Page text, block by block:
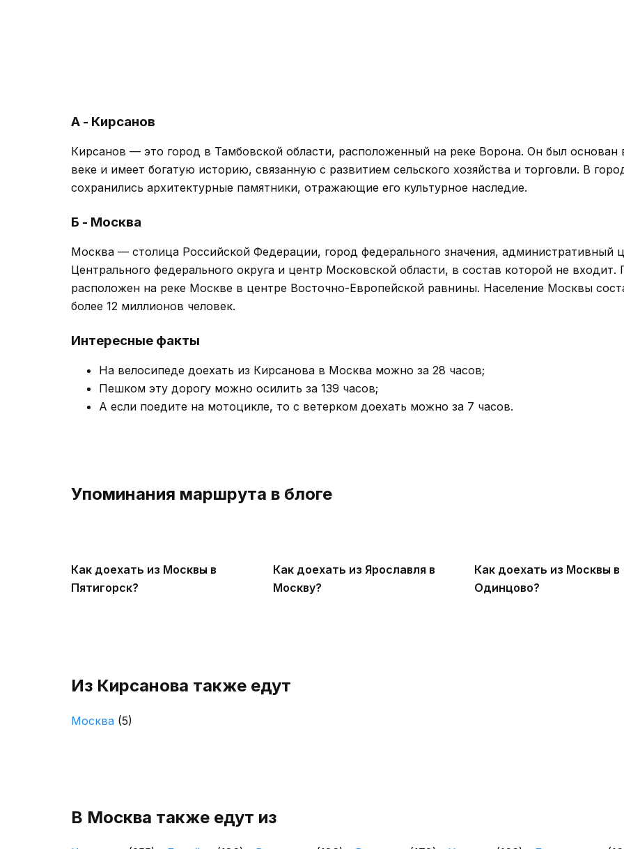
А - Кирсанов
Кирсанов — это город в Тамбовской области, расположенный на реке Ворона. Он был основан
веке и имеет богатую историю, связанную с развитием сельского хозяйства и торговли. В
сохранились архитектурные памятники, отражающие его культурное наследие.
Б - Москва
Москва — столица Российской Федерации, город федерального значения, административный
Центрального федерального округа и центр Московской области, в состав которой не входит.
расположен на реке Москве в центре Восточно-Европейской равнины. Население Москвы
более 12 миллионов человек.
Интересные факты
На велосипеде доехать из Кирсанова в Москва можно за 28 часов;
Пешком эту дорогу можно осилить за 139 часов;
А если поедите на мотоцикле, то с ветерком доехать можно за 7 часов.
Упоминания маршрута в блоге
Как доехать из Москвы в
Пятигорск?
Как доехать из Ярославля в
Москву?
Как доехать из Москвы в
Одинцово?
Из Кирсанова также едут
Москва (5)
В Москва также едут из